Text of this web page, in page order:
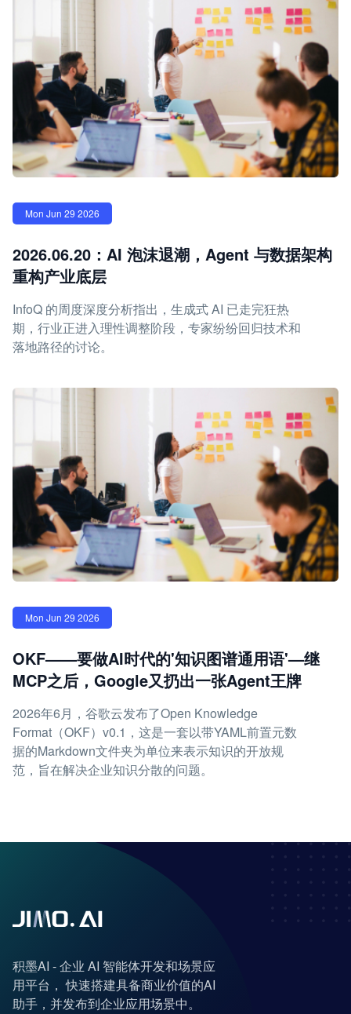
Mon Jun 29 2026
2026.06.20：AI 泡沫退潮，Agent 与数据架构
重构产业底层
InfoQ 的周度深度分析指出，生成式 AI 已走完狂热
期，行业正进入理性调整阶段，专家纷纷回归技术和
落地路径的讨论。
Mon Jun 29 2026
OKF——要做AI时代的'知识图谱通用语'—继
MCP之后，Google又扔出一张Agent王牌
2026年6月，谷歌云发布了Open Knowledge
Format（OKF）v0.1，这是一套以带YAML前置元数
据的Markdown文件夹为单位来表示知识的开放规
范，旨在解决企业知识分散的问题。
积墨AI - 企业 AI 智能体开发和场景应
用平台， 快速搭建具备商业价值的AI
助手，并发布到企业应用场景中。